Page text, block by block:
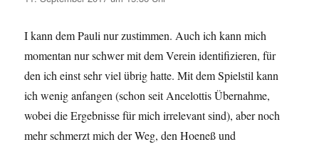
I kann dem Pauli nur zustimmen. Auch ich kann mich
momentan nur schwer mit dem Verein identifizieren, für
den ich einst sehr viel übrig hatte. Mit dem Spielstil kann
ich wenig anfangen (schon seit Ancelottis Übernahme,
wobei die Ergebnisse für mich irrelevant sind), aber noch
mehr schmerzt mich der Weg, den Hoeneß und